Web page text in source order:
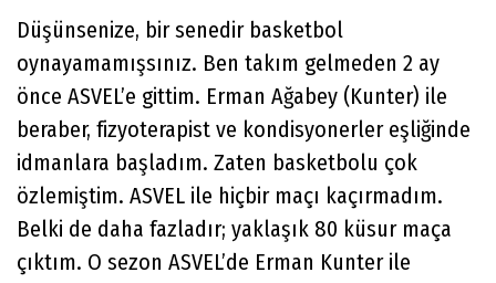
Düşünsenize, bir senedir basketbol
oynayamamışsınız. Ben takım gelmeden 2 ay
önce ASVEL’e gittim. Erman Ağabey (Kunter) ile
beraber, fizyoterapist ve kondisyonerler eşliğinde
idmanlara başladım. Zaten basketbolu çok
özlemiştim. ASVEL ile hiçbir maçı kaçırmadım.
Belki de daha fazladır; yaklaşık 80 küsur maça
çıktım. O sezon ASVEL’de Erman Kunter ile